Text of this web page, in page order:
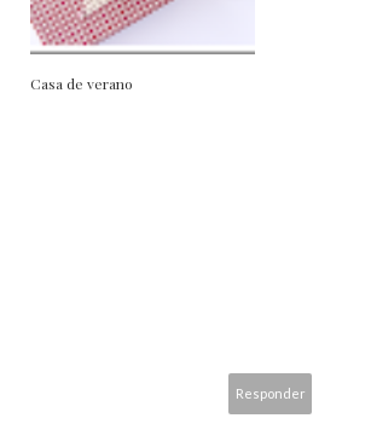
Casa de verano
Responder